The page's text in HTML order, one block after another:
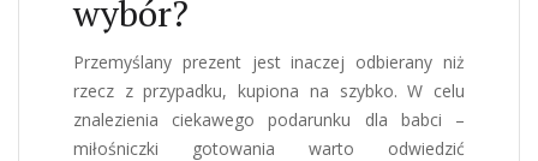
wybór?
Przemyślany prezent jest inaczej odbierany niż
rzecz z przypadku, kupiona na szybko. W celu
znalezienia ciekawego podarunku dla babci –
miłośniczki gotowania warto odwiedzić